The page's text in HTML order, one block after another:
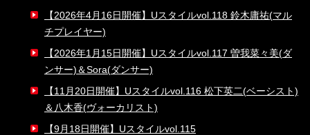
【2026年4月16日開催】Uスタイルvol.118 鈴木庸祐(マル
チプレイヤー)
【2026年1月15日開催】Uスタイルvol.117 曽我菜々美(ダ
ンサー)＆Sora(ダンサー)
【11月20日開催】Uスタイルvol.116 松下英二(ベーシスト)
＆八木香(ヴォーカリスト)
【9月18日開催】Uスタイルvol.115